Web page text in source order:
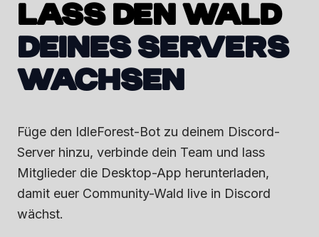
LASS DEN WALD
DEINES SERVERS
WACHSEN
Füge den IdleForest-Bot zu deinem Discord-
Server hinzu, verbinde dein Team und lass
Mitglieder die Desktop-App herunterladen,
damit euer Community-Wald live in Discord
wächst.